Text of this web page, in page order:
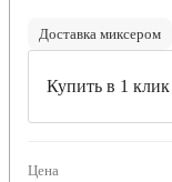
Доставка миксером
Купить в 1 клик
Цена